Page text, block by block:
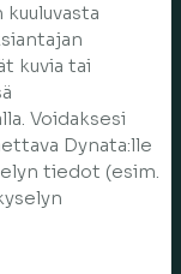
kuvia tai
Voidaksesi
Dynata:lle
tiedot (esim.